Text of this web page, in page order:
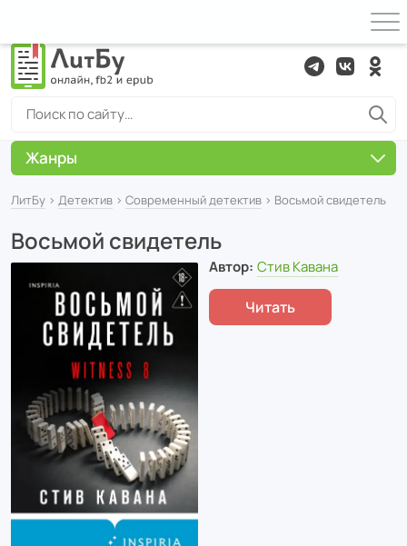
ЛитБу › Детектив › Современный детектив › Восьмой свидетель
Восьмой свидетель
Автор: Стив Кавана
Читать
Жанры